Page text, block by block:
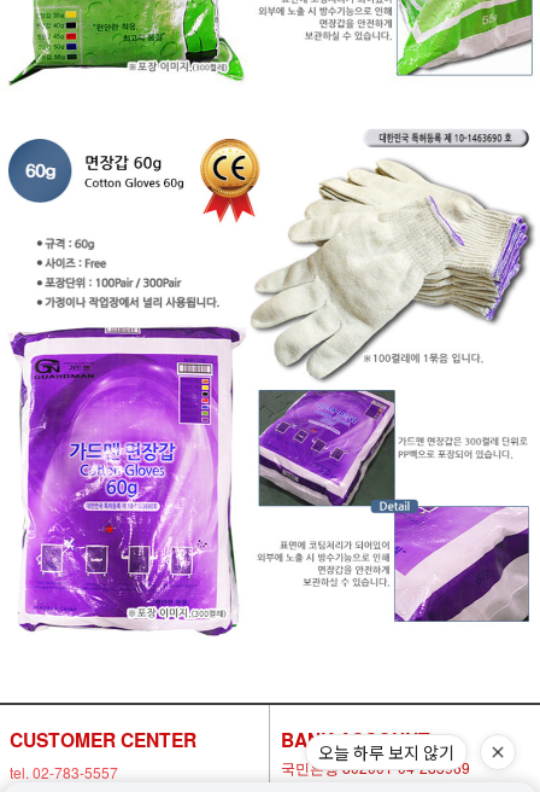
CUSTOMER CENTER
tel. 02-783-5557
BANK ACCOUNT
국민은행 802001-04-283969
오늘 하루 보지 않기